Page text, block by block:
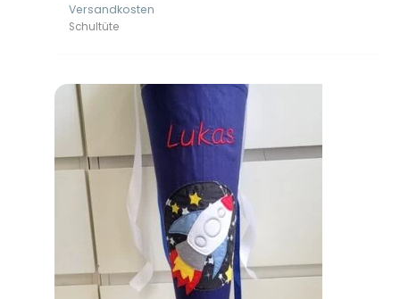
Versandkosten
Schultüte